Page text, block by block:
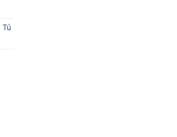
Tủ